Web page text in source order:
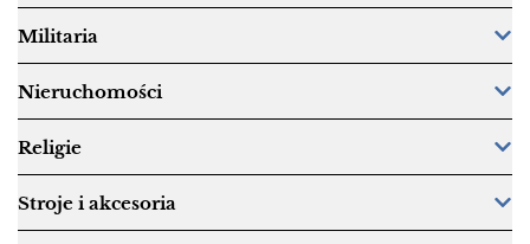
Militaria
Nieruchomości
Religie
Stroje i akcesoria